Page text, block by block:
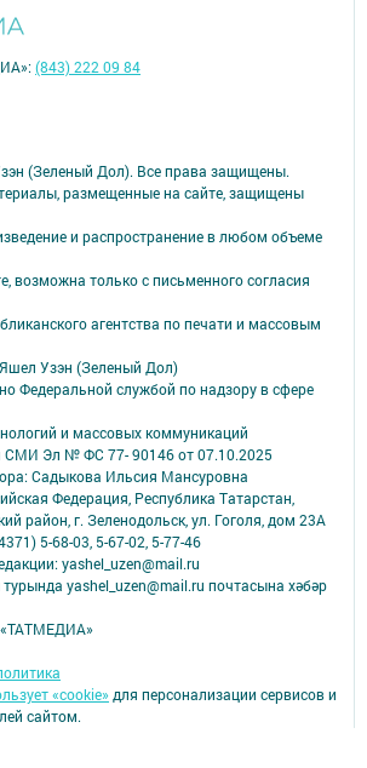
(Зеленый Дол). Все права защищены.
размещенные на сайте, защищены
и распространение в любом объеме
возможна только с письменного согласия
агентства по печати и массовым
Узэн (Зеленый Дол)
Федеральной службой по надзору в сфере
и массовых коммуникаций
СМИ Эл № ФС 77- 90146 от 07.10.2025
Садыкова Ильсия Мансуровна
Федерация, Республика Татарстан,
район, г. Зеленодольск, ул. Гоголя, дом 23А
5-68-03, 5-67-02, 5-77-46
yashel_uzen@mail.ru
yashel_uzen@mail.ru почтасына хәбәр
«cookie» для персонализации сервисов и
сайтом.
(843) 222 09 84